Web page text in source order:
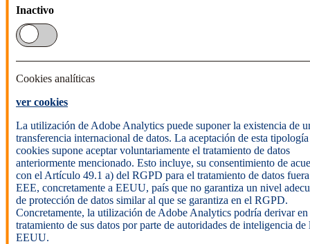
Inactivo
Cookies analíticas
ver cookies
La utilización de Adobe Analytics puede suponer la existencia de
transferencia internacional de datos. La aceptación de esta
cookies supone aceptar voluntariamente el tratamiento de datos
anteriormente mencionado. Esto incluye, su consentimiento de
con el Artículo 49.1 a) del RGPD para el tratamiento de datos
EEE, concretamente a EEUU, país que no garantiza un nivel
de protección de datos similar al que se garantiza en el RGPD.
Concretamente, la utilización de Adobe Analytics podría derivar en
tratamiento de sus datos por parte de autoridades de inteligencia de
EEUU.